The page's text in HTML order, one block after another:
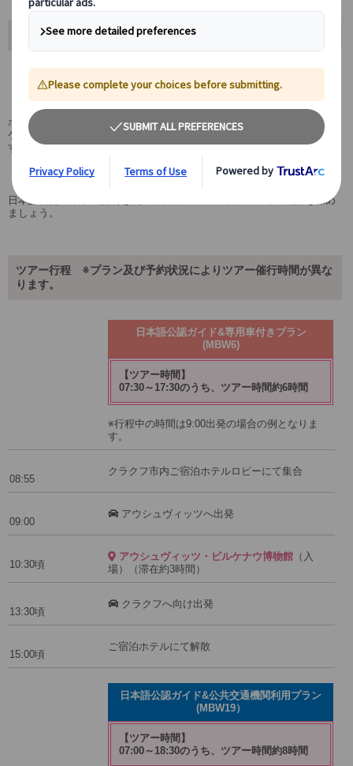
ツアーポイント
世界遺産アウシュヴィッツ・ビルケナウ博物館
へ入場
ポーランドの歴史でもっとも重要な場所の一つアウシュヴィッツ・ビル
ケナウ博物館へ訪れ、ホロコーストや第二次世界大戦の歴史に触れま
す。
日本語公認ガイドもご一緒致します
日本語公認ガイドの説明を聞いて、ホロコーストについての知識を深め
ましょう。
ツアー行程 ※プラン及び予約状況によりツアー催行時間が異な
ります。
日本語公認ガイド&専用車付きプラン
(MBW6)
【ツアー時間】
07:30～17:30のうち、ツアー時間約6時間
※行程中の時間は9:00出発の場合の例となりま
す。
08:55
クラクフ市内ご宿泊ホテルロビーにて集合
09:00
アウシュヴィッツへ出発
10:30頃
アウシュヴィッツ・ビルケナウ博物館 （入
場）（滞在約3時間）
13:30頃
クラクフへ向け出発
15:00頃
ご宿泊ホテルにて解散
日本語公認ガイド&公共交通機関利用プラン
(MBW19）
【ツアー時間】
07:00～18:30のうち、ツアー時間約8時間